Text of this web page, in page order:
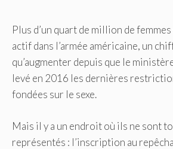
Plus d’un quart de million de
actif dans l’armée américaine, un
qu’augmenter depuis que le
levé en 2016 les dernières
fondées sur le sexe.
Mais il y a un endroit où ils ne sont
représentés : l’inscription au